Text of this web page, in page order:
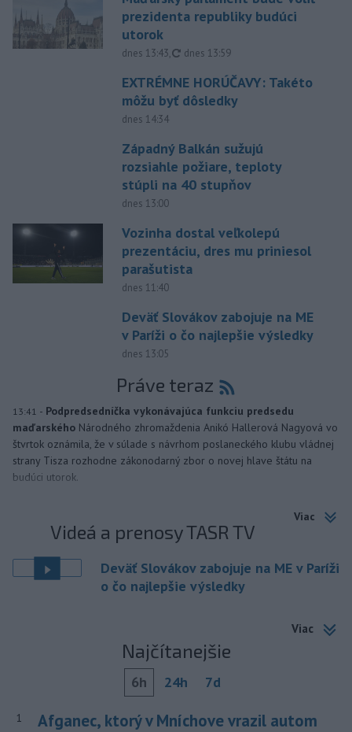
prezidenta republiky budúci
utorok
dnes 13:43, aktualizované
dnes 13:59
EXTRÉMNE HORÚČAVY: Takéto
môžu byť dôsledky
dnes 14:34
Západný Balkán sužujú
rozsiahle požiare, teploty
stúpli na 40 stupňov
dnes 13:00
Vozinha dostal veľkolepú
prezentáciu, dres mu priniesol
parašutista
dnes 11:40
Deväť Slovákov zabojuje na ME
v Paríži o čo najlepšie výsledky
dnes 13:05
Práve teraz
13:41 - Podpredsedníčka vykonávajúca funkciu predsedu
maďarského Národného zhromaždenia Anikó Hallerová Nagyová vo
štvrtok oznámila, že v súlade s návrhom poslaneckého klubu vládnej
strany Tisza rozhodne zákonodarný zbor o novej hlave štátu na
budúci utorok.
Viac
Videá a prenosy TASR TV
Deväť Slovákov zabojuje na ME v Paríži
o čo najlepšie výsledky
Viac
Najčítanejšie
6h 24h 7d
1
Afganec, ktorý v Mníchove vrazil autom